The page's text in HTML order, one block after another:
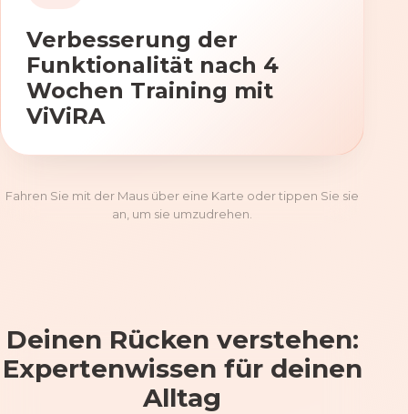
Verbesserung der
Funktionalität nach 4
Wochen Training mit
ViViRA
Fahren Sie mit der Maus über eine Karte oder tippen Sie sie
an, um sie umzudrehen.
Deinen Rücken verstehen:
Expertenwissen für deinen
Alltag